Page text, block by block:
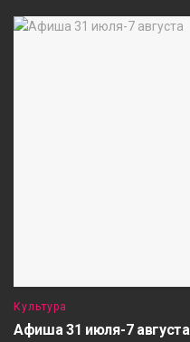
Культура
Афиша 31 июля-7 августа